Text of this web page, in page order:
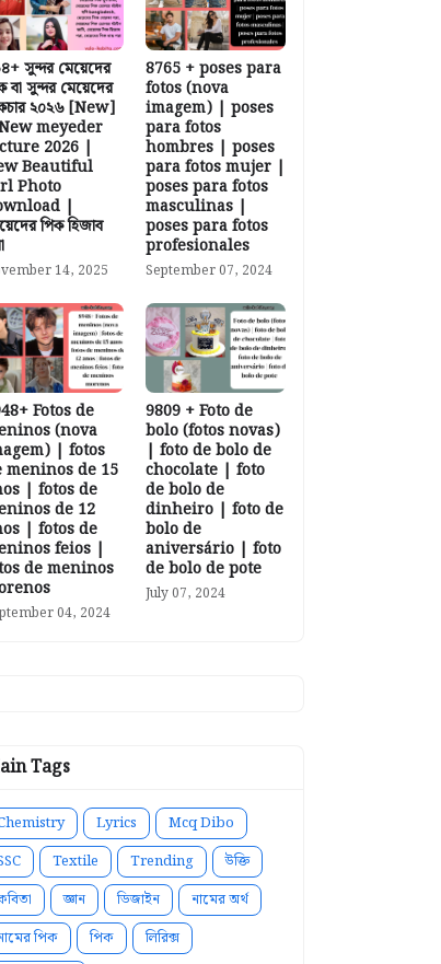
সুন্দর মেয়েদের
বা সুন্দর মেয়েদের
২০২৬ [New]
meyeder
2026 |
Beautiful
Photo
|
পিক হিজাব
14, 2025
8765 + poses para
fotos (nova
imagem) | poses
para fotos
hombres | poses
para fotos mujer |
poses para fotos
masculinas |
poses para fotos
profesionales
September 07, 2024
Fotos de
(nova
| fotos
meninos de 15
| fotos de
de 12
| fotos de
feios |
de meninos
04, 2024
9809 + Foto de
bolo (fotos novas)
| foto de bolo de
chocolate | foto
de bolo de
dinheiro | foto de
bolo de
aniversário | foto
de bolo de pote
July 07, 2024
Tags
Lyrics
Mcq Dibo
Textile Trending
উক্তি
জ্ঞান ডিজাইন
নামের অর্থ
পিক
পিক
লিরিক্স